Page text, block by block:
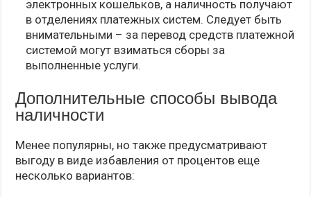
электронных кошельков, а наличность получают
в отделениях платежных систем. Следует быть
внимательными – за перевод средств платежной
системой могут взиматься сборы за
выполненные услуги.
Дополнительные способы вывода
наличности
Менее популярны, но также предусматривают
выгоду в виде избавления от процентов еще
несколько вариантов: